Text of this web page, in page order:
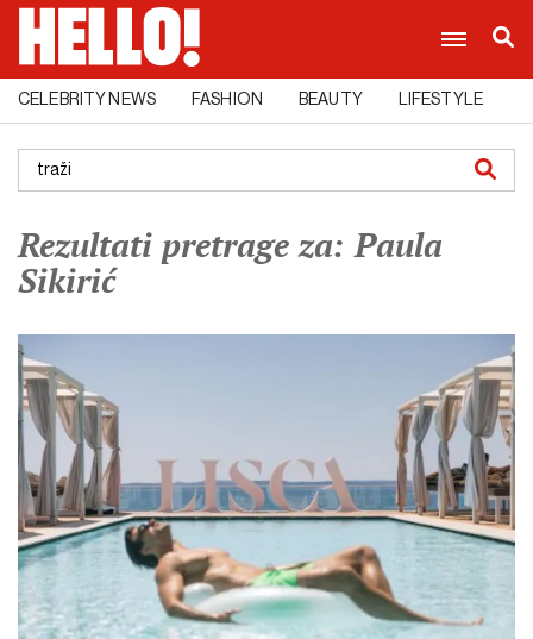
CELEBRITY NEWS FASHION BEAUTY LIFESTYLE
Rezultati pretrage za: Paula
Sikirić